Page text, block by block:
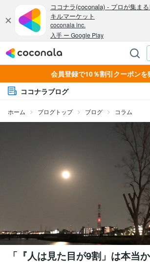
会員登録で10％割引クーポンを
ココナラブログ
ホーム ブログトップ ブログ コラム
「『人は見た目が9割」は本当